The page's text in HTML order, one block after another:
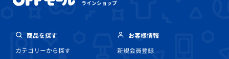
ラインショップ
商品を探す
カテゴリーから探す
お客様情報
新規会員登録